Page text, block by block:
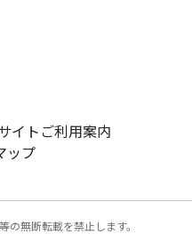
イトご利用案内
ップ
の無断転載を禁止します。